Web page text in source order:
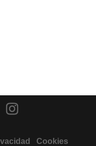
Cookies